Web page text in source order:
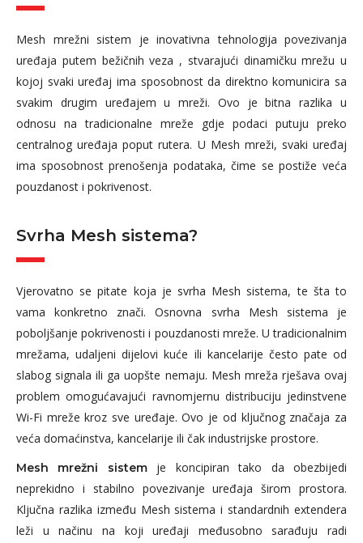
Mesh mrežni sistem je inovativna tehnologija povezivanja
uređaja putem bežičnih veza , stvarajući dinamičku mrežu u
kojoj svaki uređaj ima sposobnost da direktno komunicira sa
svakim drugim uređajem u mreži. Ovo je bitna razlika u
odnosu na tradicionalne mreže gdje podaci putuju preko
centralnog uređaja poput rutera. U Mesh mreži, svaki uređaj
ima sposobnost prenošenja podataka, čime se postiže veća
pouzdanost i pokrivenost.
Svrha Mesh sistema?
Vjerovatno se pitate koja je svrha Mesh sistema, te šta to
vama konkretno znači. Osnovna svrha Mesh sistema je
poboljšanje pokrivenosti i pouzdanosti mreže. U tradicionalnim
mrežama, udaljeni dijelovi kuće ili kancelarije često pate od
slabog signala ili ga uopšte nemaju. Mesh mreža rješava ovaj
problem omogućavajući ravnomjernu distribuciju jedinstvene
Wi-Fi mreže kroz sve uređaje. Ovo je od ključnog značaja za
veća domaćinstva, kancelarije ili čak industrijske prostore.
Mesh mrežni sistem je koncipiran tako da obezbijedi
neprekidno i stabilno povezivanje uređaja širom prostora.
Ključna razlika između Mesh sistema i standardnih extendera
leži u načinu na koji uređaji međusobno sarađuju radi